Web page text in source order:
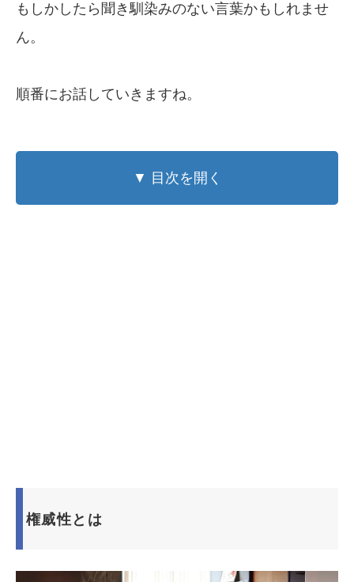
もしかしたら聞き馴染みのない言葉かもしれませ
ん。
順番にお話していきますね。
▼ 目次を開く
権威性とは